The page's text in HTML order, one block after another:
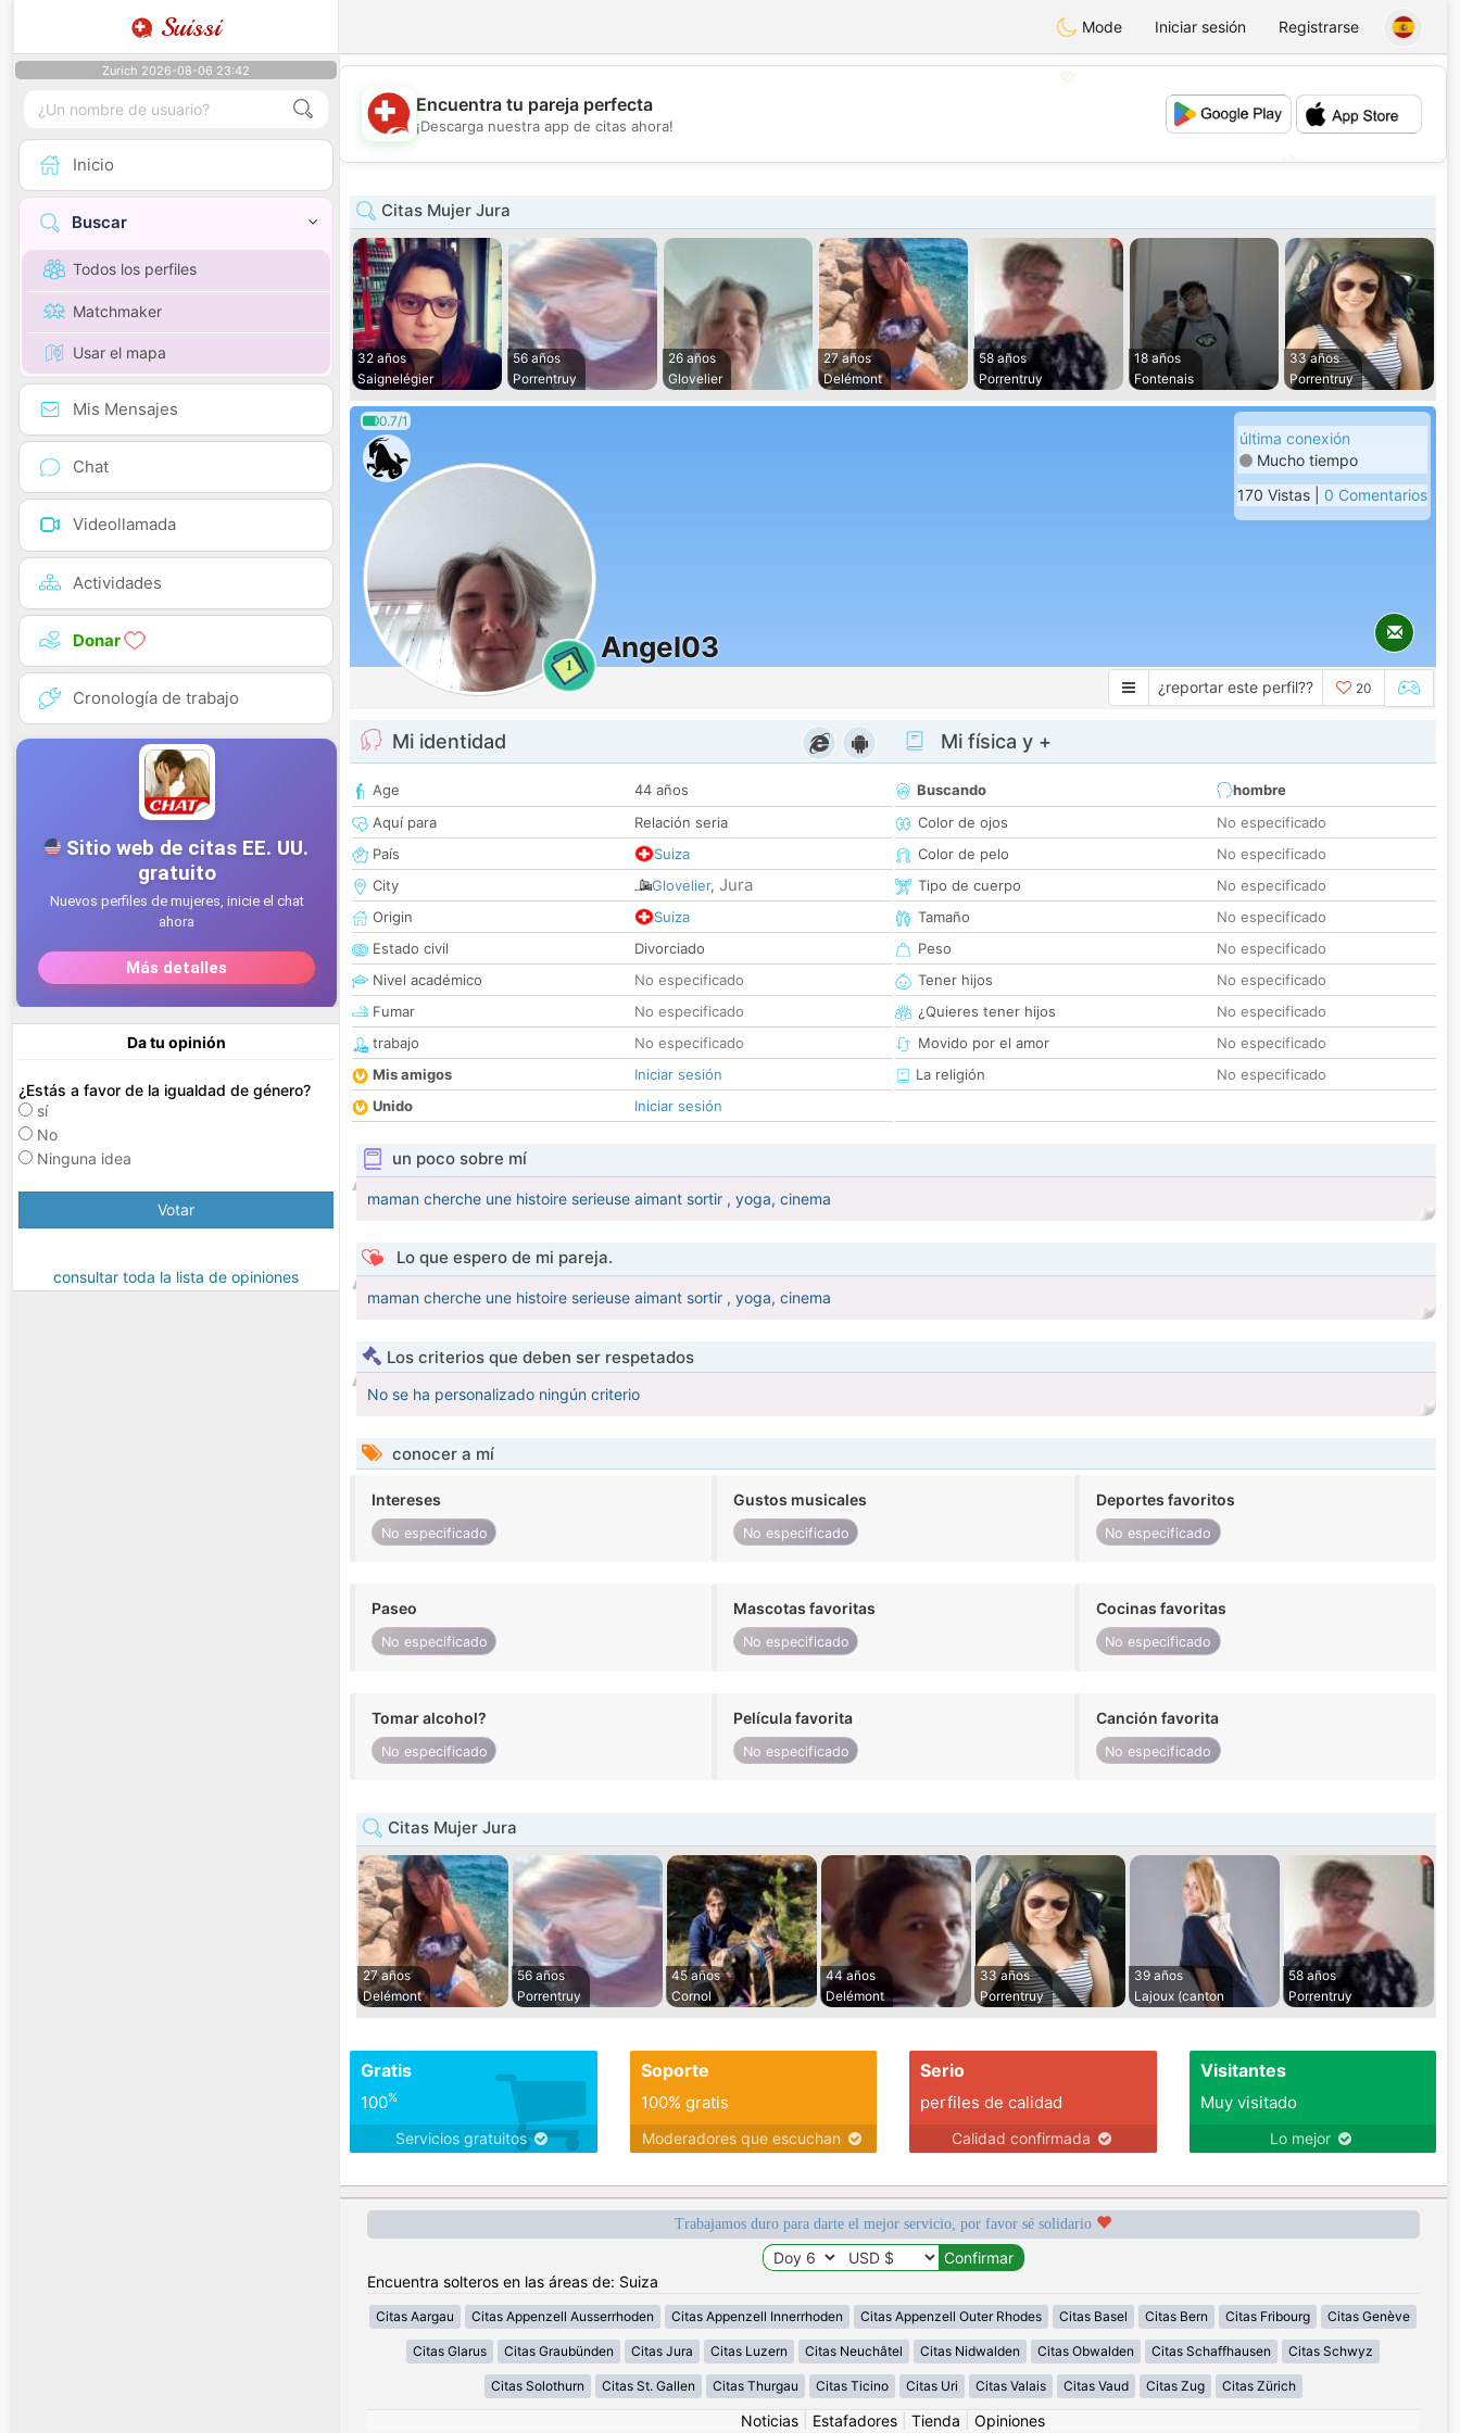
Suissi Mode Iniciar sesión Registrarse
Zurich 2026-08-06 23:42
Inicio
Buscar
Todos los perfiles
Matchmaker
Usar el mapa
Mis Mensajes
Chat
Videollamada
Actividades
Donar
Cronología de trabajo
Da tu opinión
¿Estás a favor de la igualdad de género?
sí
No
Ninguna idea
Votar
consultar toda la lista de opiniones
💖
💕
Encuentra tu pareja perfecta
¡Descarga nuestra app de citas ahora!
Citas Mujer Jura
32 años
Saignelégier
56 años
Porrentruy
26 años
Glovelier
27 años
Delémont
58 años
Porrentruy
18 años
Fontenais
33 años
Porrentruy
0.7/1
1
Angel03
última conexión
Mucho tiempo
170 Vistas | 0 Comentarios
¿reportar este perfil?? 20
Mi identidad
Age
44 años
Aquí para
Relación seria
País
Suiza
City
Glovelier, Jura
Origin
Suiza
Estado civil
Divorciado
Nivel académico
No especificado
Fumar
No especificado
trabajo
No especificado
Mis amigos
Iniciar sesión
Unido
Iniciar sesión
Mi física y +
Buscando
hombre
Color de ojos
No especificado
Color de pelo
No especificado
Tipo de cuerpo
No especificado
Tamaño
No especificado
Peso
No especificado
Tener hijos
No especificado
¿Quieres tener hijos
No especificado
Movido por el amor
No especificado
La religión
No especificado
un poco sobre mí
maman cherche une histoire serieuse aimant sortir , yoga, cinema
Lo que espero de mi pareja.
maman cherche une histoire serieuse aimant sortir , yoga, cinema
Los criterios que deben ser respetados
No se ha personalizado ningún criterio
conocer a mí
Intereses
No especificado
Gustos musicales
No especificado
Deportes favoritos
No especificado
Paseo
No especificado
Mascotas favoritas
No especificado
Cocinas favoritas
No especificado
Tomar alcohol?
No especificado
Película favorita
No especificado
Canción favorita
No especificado
Citas Mujer Jura
27 años
Delémont
56 años
Porrentruy
45 años
Cornol
44 años
Delémont
33 años
Porrentruy
39 años
Lajoux (canton
58 años
Porrentruy
Gratis
100%
Servicios gratuitos
Soporte
100% gratis
Moderadores que escuchan
Serio
perfiles de calidad
Calidad confirmada
Visitantes
Muy visitado
Lo mejor
Trabajamos duro para darte el mejor servicio, por favor sé solidario
Encuentra solteros en las áreas de: Suiza
Citas Aargau Citas Appenzell Ausserrhoden Citas Appenzell Innerrhoden Citas Appenzell Outer Rhodes Citas Basel Citas Bern Citas Fribourg Citas Genève
Citas Glarus Citas Graubünden Citas Jura Citas Luzern Citas Neuchâtel Citas Nidwalden Citas Obwalden Citas Schaffhausen Citas Schwyz
Citas Solothurn Citas St. Gallen Citas Thurgau Citas Ticino Citas Uri Citas Valais Citas Vaud Citas Zug Citas Zürich
Noticias Estafadores Tienda Opiniones